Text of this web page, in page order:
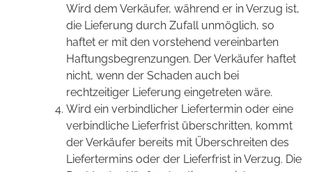
Wird dem Verkäufer, während er in Verzug ist,
die Lieferung durch Zufall unmöglich, so
haftet er mit den vorstehend vereinbarten
Haftungsbegrenzungen. Der Verkäufer haftet
nicht, wenn der Schaden auch bei
rechtzeitiger Lieferung eingetreten wäre.
Wird ein verbindlicher Liefertermin oder eine
verbindliche Lieferfrist überschritten, kommt
der Verkäufer bereits mit Überschreiten des
Liefertermins oder der Lieferfrist in Verzug. Die